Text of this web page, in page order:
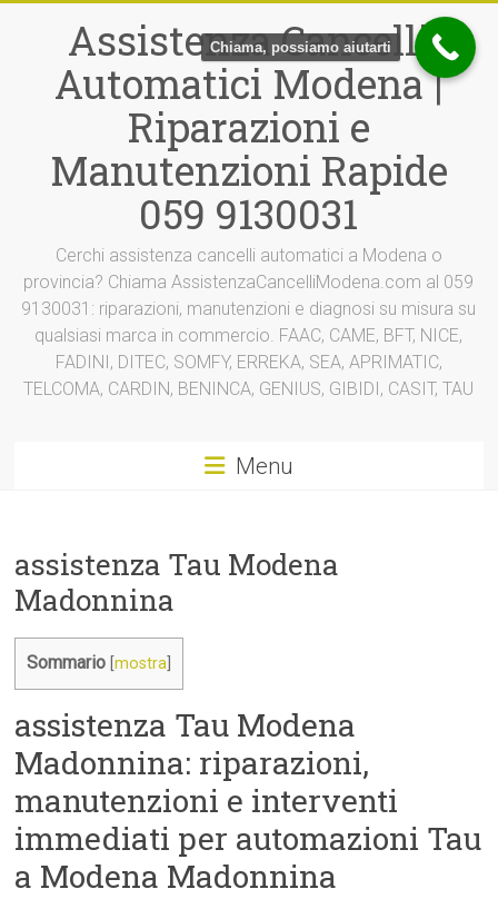
contenutoAssistenza Cancelli
Automatici Modena |
Riparazioni e
Manutenzioni Rapide
059 9130031
Cerchi assistenza cancelli automatici a Modena o
provincia? Chiama AssistenzaCancelliModena.com al 059
9130031: riparazioni, manutenzioni e diagnosi su misura su
qualsiasi marca in commercio. FAAC, CAME, BFT, NICE,
FADINI, DITEC, SOMFY, ERREKA, SEA, APRIMATIC,
TELCOMA, CARDIN, BENINCA, GENIUS, GIBIDI, CASIT, TAU
Menu
assistenza Tau Modena
Madonnina
Sommario [mostra
assistenza Tau Modena
Madonnina: riparazioni,
manutenzioni e interventi
immediati per automazioni Tau
a Modena Madonnina
Chiama, possiamo aiutarti